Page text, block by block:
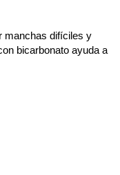
manchas difíciles y
bicarbonato ayuda a